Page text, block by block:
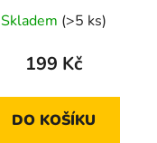
Skladem (>5 ks)
199 Kč
DO KOŠÍKU